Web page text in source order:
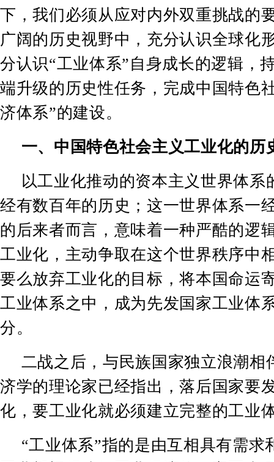
下，我们必须从应对内外双重挑战的
广阔的历史视野中，充分认识全球化
分认识“工业体系”自身成长的逻辑，
端升级的历史性任务，完成中国特色
济体系”的建设。
一、中国特色社会主义工业化的历
以工业化推动的资本主义世界体系
经有数百年的历史；这一世界体系一
的后来者而言，意味着一种严酷的逻
工业化，主动争取在这个世界秩序中
要么放弃工业化的目标，将本国命运
工业体系之中，成为先发国家工业体
分。
二战之后，与民族国家独立浪潮相
济学的理论家已经指出，落后国家要
化，要工业化就必须建立完整的工业
“工业体系”指的是由互相具有需求